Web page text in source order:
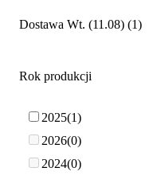
Dostawa Wt. (11.08) 1
Rok produkcji
2025 1
2026 0
2024 0